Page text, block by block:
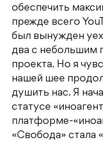
обеспечить
прежде всего
был вынужден
два с небольшим
проекта. Но я
нашей шее
душить нас. Я
статусе
платформе-
«Свобода» стала